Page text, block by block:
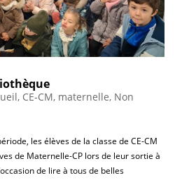
, CE-CM, maternelle, Non
les élèves de la classe de CE-CM
de Maternelle-CP lors de leur sortie à
de lire à tous de belles